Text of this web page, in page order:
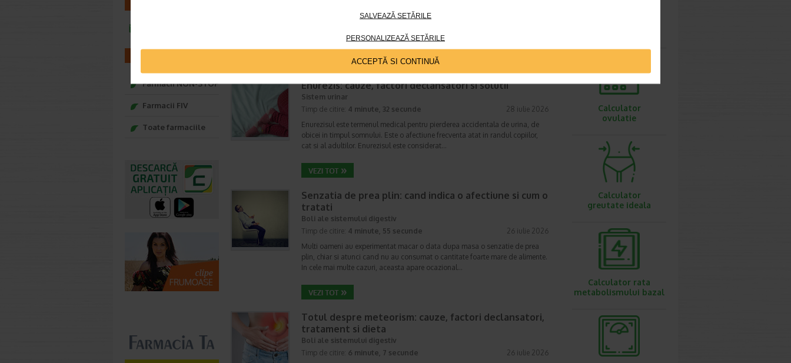
SALVEAZĂ SETĂRILE
PERSONALIZEAZĂ SETĂRILE
ACCEPTĂ SI CONTINUĂ
Inteligenta emotionala (EQ) se refera la capacitatea de a identifica si
inteligenta emotionala cuprinde cateva abilitati:…
Enurezis: cauze, factori declansatori si solutii
Sistem urinar
Timp de citire: 4 minute, 32 secunde
28 iulie 2026
Enurezisul este termenul medical pentru pierderea accidentala de urina, de
obicei in timpul somnului. Este o afectiune frecventa atat in randul copiilor,
cat si al adultilor. Enurezisul este considerat…
Senzatia de prea plin: cand indica o afectiune si cum o
tratati
Boli ale sistemului digestiv
Timp de citire: 4 minute, 55 secunde
26 iulie 2026
Multi oameni au experimentat macar o data dupa masa o senzatie de prea
plin, chiar si atunci cand nu au consumat o cantitate foarte mare de alimente.
In cele mai multe cazuri, aceasta apare ocazional…
Totul despre meteorism: cauze, factori declansatori,
tratament si dieta
Boli ale sistemului digestiv
Timp de citire: 6 minute, 7 secunde
26 iulie 2026
Farmacii NON-STOP
Farmacii FIV
Toate farmaciile
Calculator
ovulatie
Calculator
greutate ideala
Calculator rata
metabolismului bazal